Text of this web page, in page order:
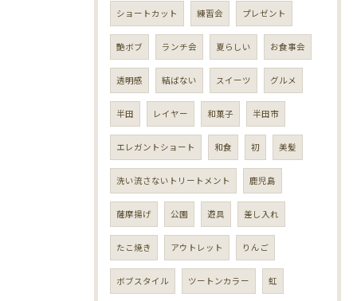
ショートカット 練習会 プレゼント
艶ボブ ランチ会 夏らしい お食事会
透明感 結ばない スイーツ グルメ
半田 レイヤー 和菓子 半田市
エレガントショート 和食 初 美髪
洗い流さないトリートメント 鹿児島
薩摩揚げ 公園 遊具 差し入れ
たこ焼き アウトレット りんご
ボブスタイル ツートンカラー 虹